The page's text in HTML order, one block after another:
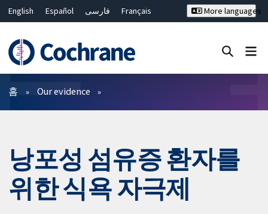
English Español فارسی
Français
Bahasa Malaysia
ไทย
繁體中文
简体中文
More languages
필터
홈 Our evidence
낭포성 섬유증 환자를
위한 식욕 자극제